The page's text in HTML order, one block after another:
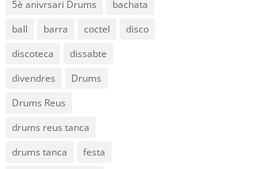
5è anivrsari Drums
bachata
ball
barra coctel
disco
discoteca
dissabte
divendres
Drums
Drums Reus
drums reus tanca
drums tanca
festa